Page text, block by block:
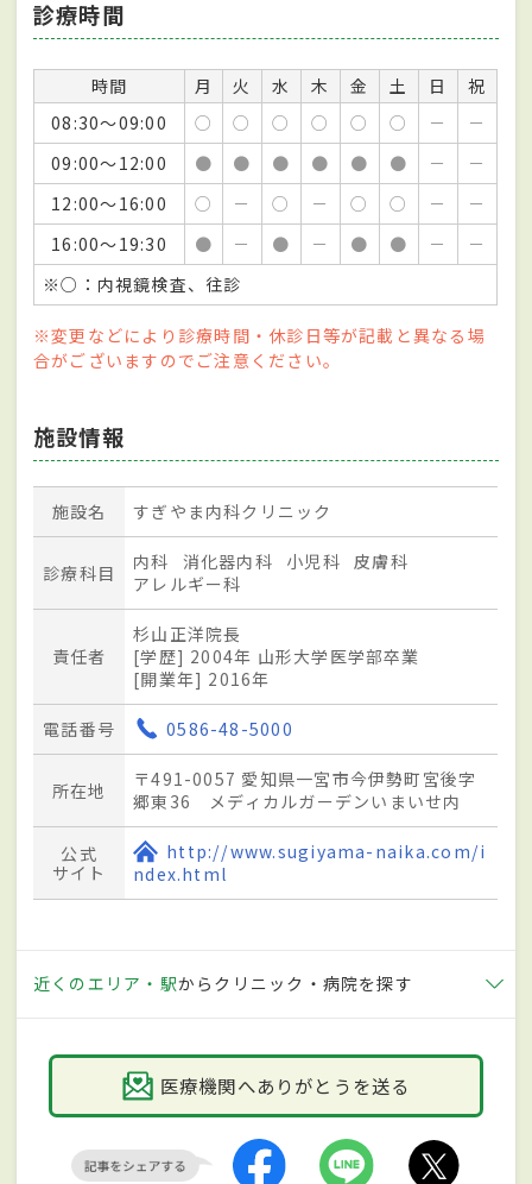
診療時間
時間 月 火 水 木 金 土 日
祝
08:30～09:00
○ ○ ○ ○ ○ ○ －
－
09:00～12:00
● ● ● ● ● ● －
－
12:00～16:00
○ － ○ － ○ ○ －
－
16:00～19:30
● － ● － ● ● －
－
※○：内視鏡検査、往診
※変更などにより診療時間・休診日等が記載と異なる場
合がございますのでご注意ください。
施設情報
施設名 すぎやま内科クリニック
診療科目 内科 消化器内科 小児科
皮膚科
アレルギー科
責任者
杉山正洋院長
[学歴] 2004年 山形大学医学部卒業
[開業年] 2016年
電話番号 0586-48-5000
所在地
〒491-0057 愛知県一宮市今伊勢町宮後字
郷東36 メディカルガーデンいまいせ内
公式
サイト
http://www.sugiyama-naika.com/i
ndex.html
近くのエリア・駅からクリニック・病院を探す
医療機関へありがとうを送る